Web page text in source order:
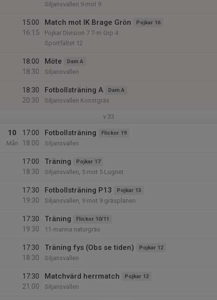
Siljansvallen 9 mot 9
15:00
16:15
Match mot IK Brage Grön Pojkar 16
Pojkar Division 7 7-m Grp.4
Sportfältet 12
18:00
18:30
Möte Dam A
Siljansvallen
18:30
20:30
Fotbollsträning A Dam A
Siljansvallen Konstgräs
v.33
10
Mån
17:00
18:00
Fotbollsträning Flickor 19
Siljansvallen
17:00
18:30
Träning Pojkar 17
Siljansvallen, 5 mot 5 Lugnet
17:30
19:30
Fotbollsträning P13 Pojkar 13
Siljansvallen, 9 mot 9 gräsplanen
17:30
19:30
Träning Flickor 10/11
11-manna naturgräs
17:30
18:30
Träning fys (Obs se tiden) Pojkar 12
Siljansvallen
17:30
21:00
Matchvärd herrmatch Pojkar 12
Siljansvallen